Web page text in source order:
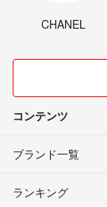
CHANEL
コンテンツ
ブランド一覧
ランキング